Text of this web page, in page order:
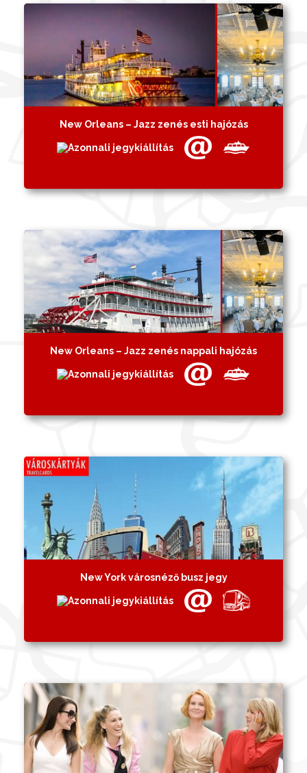
New Orleans – Jazz zenés esti hajózás
New Orleans – Jazz zenés nappali hajózás
New York városnéző busz jegy